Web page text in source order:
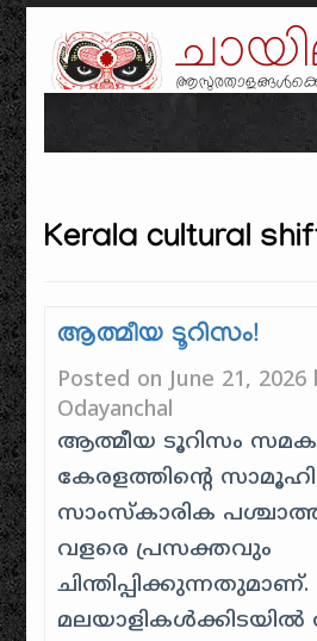
Skip to content
Kerala cultural
ആത്മീയ ടൂറിസം!
Posted on June 21, 2026
Odayanchal
ആത്മീയ ടൂറിസം
കേരളത്തിന്റെ
സാംസ്കാരിക
വളരെ പ്രസക്തവും
ചിന്തിപ്പിക്കുന്നതുമാണ്.